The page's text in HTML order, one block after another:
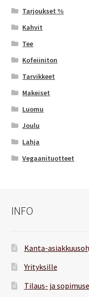
Tarjoukset %
Kahvit
Tee
Kofeiiniton
Tarvikkeet
Makeiset
Luomu
Joulu
Lahja
Vegaanituotteet
INFO
Kanta-
Yrityksille
Tilaus- ja